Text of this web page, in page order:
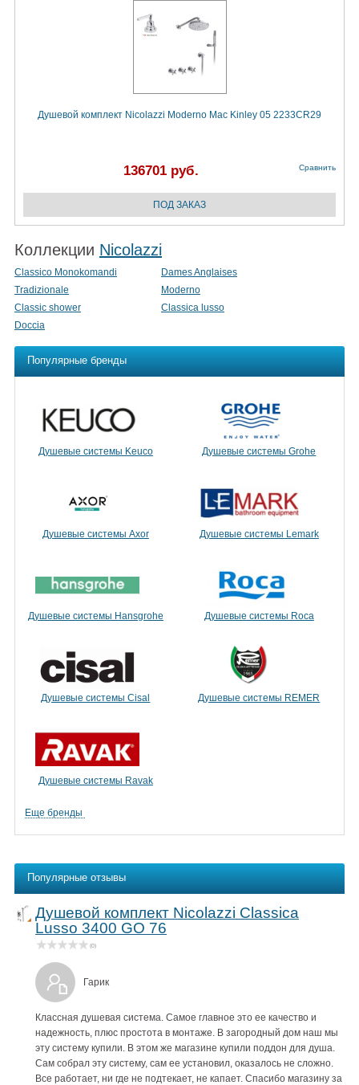
Душевой комплект Nicolazzi Moderno Mac Kinley 05 2233CR29
136701 руб. Сравнить
Коллекции Nicolazzi
Classico Monokomandi
Dames Anglaises
Tradizionale
Moderno
Classic shower
Classica lusso
Doccia
Популярные бренды
Душевые системы Keuco Душевые системы Grohe
Душевые системы Axor Душевые системы Lemark
Душевые системы Hansgrohe Душевые системы Roca
Душевые системы Cisal Душевые системы REMER
Душевые системы Ravak
Еще бренды
Популярные отзывы
Душевой комплект Nicolazzi Classica
Lusso 3400 GO 76
(0)
Гарик
Классная душевая система. Самое главное это ее качество и
надежность, плюс простота в монтаже. В загородный дом наш мы
эту систему купили. В этом же магазине купили поддон для душа.
Сам собрал эту систему, сам ее установил, оказалось не сложно.
Все работает, ни где не подтекает, не капает. Спасибо магазину за